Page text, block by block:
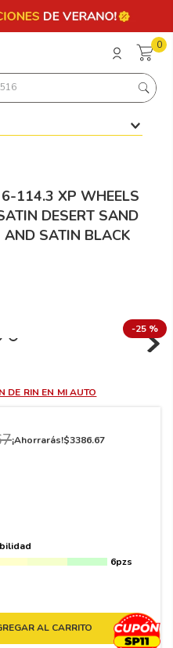
0
114.3 XP WHEELS
DESERT SAND
SATIN BLACK
-25 %
DE RIN EN MI AUTO
¡Ahorrarás!$3386.67
6pzs
AL CARRITO
más buscados
. 225
.215